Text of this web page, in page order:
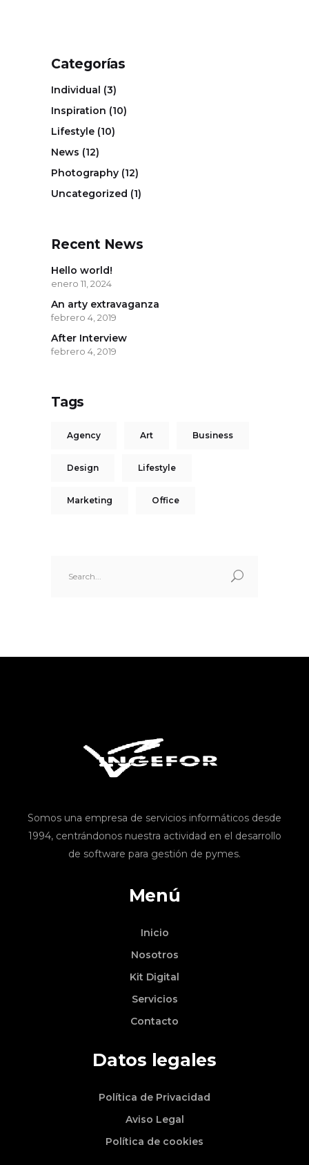
Categorías
Individual (3)
Inspiration (10)
Lifestyle (10)
News (12)
Photography (12)
Uncategorized (1)
Recent News
Hello world!
enero 11, 2024
An arty extravaganza
febrero 4, 2019
After Interview
febrero 4, 2019
Tags
Agency Art Business
Design Lifestyle
Marketing Office
Somos una empresa de servicios informáticos desde
1994, centrándonos nuestra actividad en el desarrollo
de software para gestión de pymes.
Menú
Inicio
Nosotros
Kit Digital
Servicios
Contacto
Datos legales
Política de Privacidad
Aviso Legal
Política de cookies